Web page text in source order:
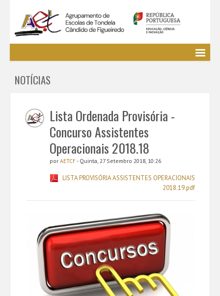
EE / Alunos
Cursos Profissionais
Bibliotecas
Media AETCF
Legislação
NOTÍCIAS
Lista Ordenada Provisória -
Concurso Assistentes
Operacionais 2018.18
por AETCF- Quinta, 27 Setembro 2018, 10:26
LISTA PROVISÓRIA ASSISTENTES OPERACIONAIS
2018.19.pdf